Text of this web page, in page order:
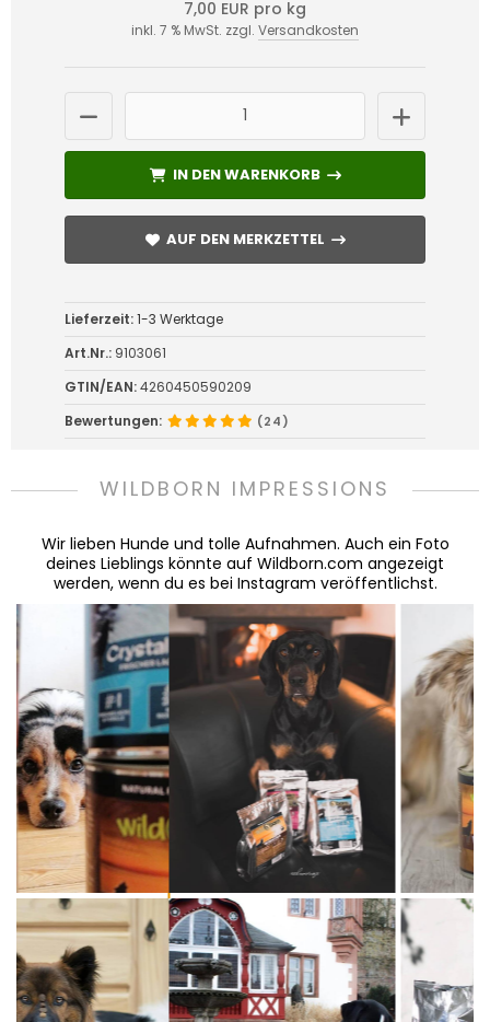
7,00 EUR pro kg
inkl. 7 % MwSt. zzgl. Versandkosten
IN DEN WARENKORB
IN DEN WARENKORB
AUF DEN MERKZETTEL
AUF DEN MERKZETTEL
Lieferzeit:1-3 Werktage
Art.Nr.: 9103061
GTIN/EAN:4260450590209
Bewertungen:
(24)
WILDBORN IMPRESSIONS
Wir lieben Hunde und tolle Aufnahmen. Auch ein Foto
deines Lieblings könnte auf Wildborn.com angezeigt
werden, wenn du es bei Instagram veröffentlichst.